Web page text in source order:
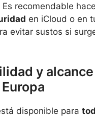
recomendable
en iCloud o en
evitar sustos si
y
disponible para